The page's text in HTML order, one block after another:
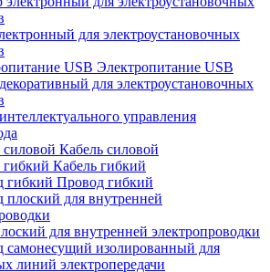
для электроустановочных
Электропитание USB
для электроустановочных
управления
Кабель силовой
Кабель гибкий
Провод гибкий
для внутренней электропроводки